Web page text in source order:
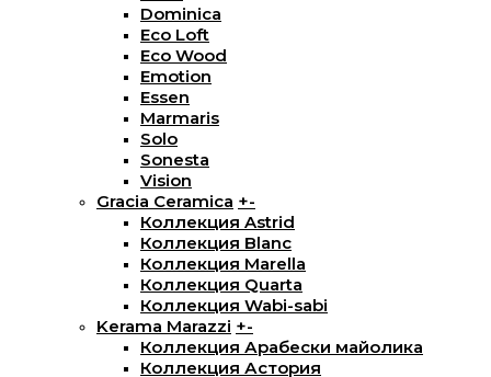
Dominica
Eco Loft
Eco Wood
Emotion
Essen
Marmaris
Solo
Sonesta
Vision
Gracia Ceramica +-
Коллекция Astrid
Коллекция Blanc
Коллекция Marella
Коллекция Quarta
Коллекция Wabi-sabi
Kerama Marazzi +-
Коллекция Арабески майолика
Коллекция Астория